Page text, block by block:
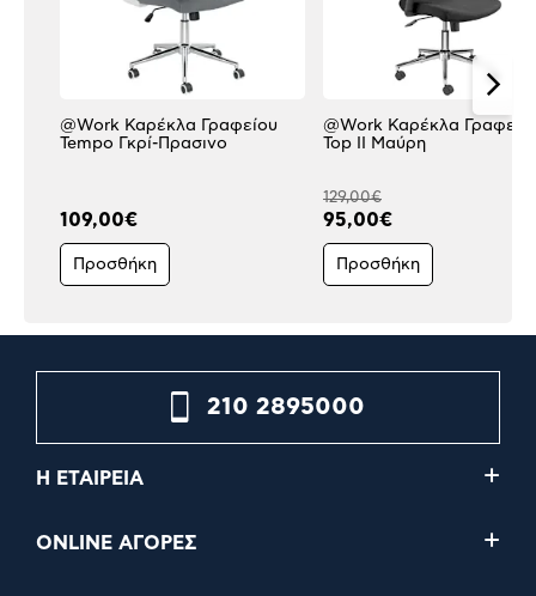
@Work Καρέκλα Γραφείου
Tempo Γκρί-Πρασινο
109,00€
Προσθήκη
@Work Καρέκλα
Top II Μαύρη
129,00€
95,00€
Προσθήκη
210 2895000
Η ΕΤΑΙΡΕΙΑ
ONLINE ΑΓΟΡΕΣ